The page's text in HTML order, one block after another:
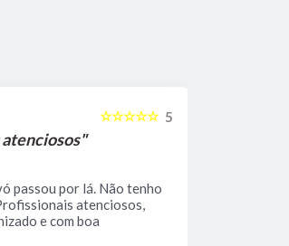
5
☆☆☆☆☆
por lá. Não tenho
atenciosos,
e com boa